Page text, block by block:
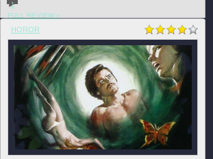
1
FULL REVIEW »
HOROR